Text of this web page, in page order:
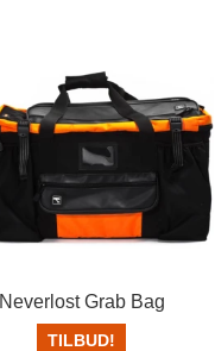
Neverlost Grab Bag
TILBUD!